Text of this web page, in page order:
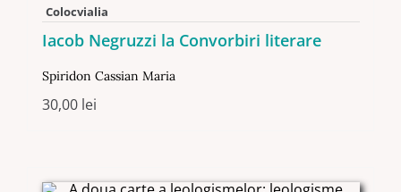
Colocvialia
Iacob Negruzzi la Convorbiri literare
Spiridon Cassian Maria
30,00 lei